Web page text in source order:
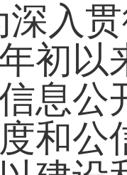
深入
初以
息公
和公